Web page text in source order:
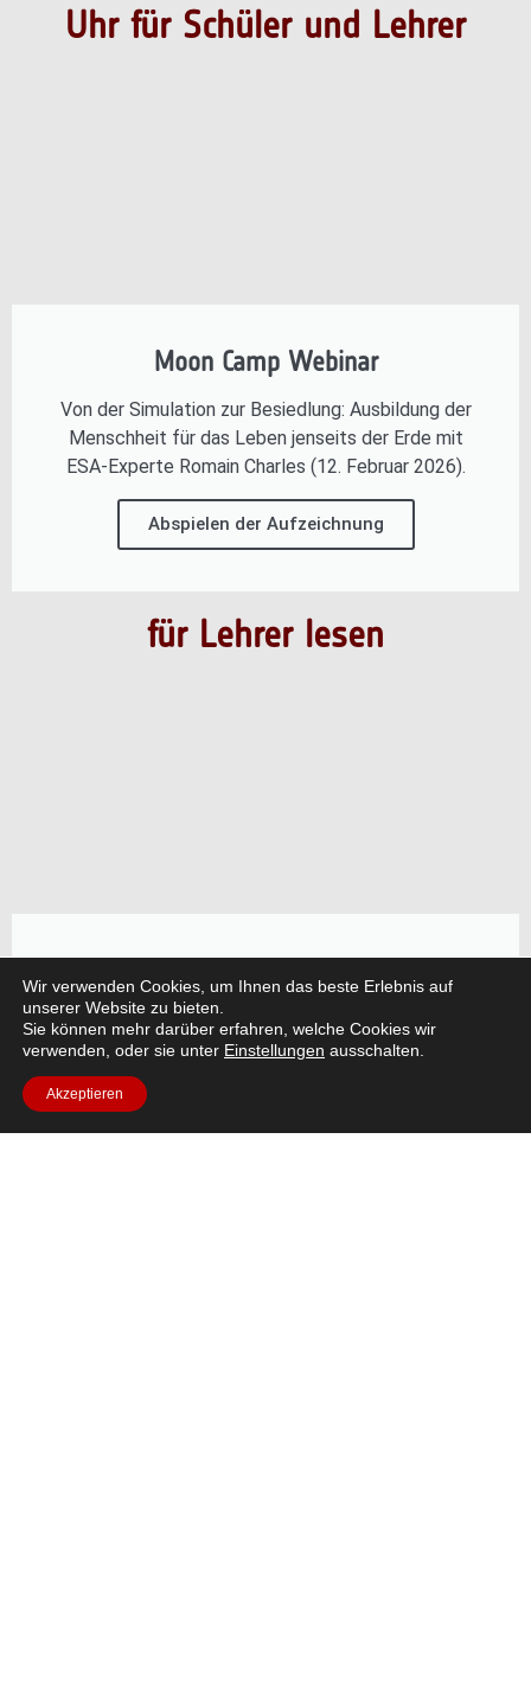
Uhr für Schüler und Lehrer
Moon Camp Webinar
Von der Simulation zur Besiedlung: Ausbildung der
Menschheit für das Leben jenseits der Erde mit
ESA-Experte Romain Charles (12. Februar 2026).
Abspielen der Aufzeichnung
für Lehrer lesen
Die Artemis-II-Mission der NASA, die vom
Europäischen Servicemodul (ESM) der ESA
angetrieben wurde, brachte Menschen weiter als
Wir verwenden Cookies, um Ihnen das beste Erlebnis auf
unserer Website zu bieten.
Sie können mehr darüber erfahren, welche Cookies wir
verwenden, oder sie unter Einstellungen ausschalten.
Akzeptieren